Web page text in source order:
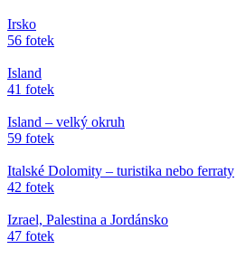
Irsko
56 fotek
Island
41 fotek
Island – velký okruh
59 fotek
Italské Dolomity – turistika nebo ferraty
42 fotek
Izrael, Palestina a Jordánsko
47 fotek